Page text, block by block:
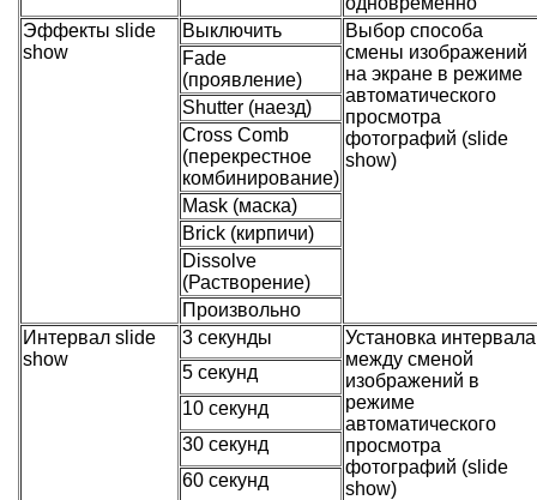
Эффекты slide
show
Выключить
Выбор способа
смены изображений
на экране в режиме
автоматического
просмотра
фотографий (slide
show)
Fade
(проявление)
Shutter (наезд)
Cross Comb
(перекрестное
комбинирование)
Mask (маска)
Brick (кирпичи)
Dissolve
(Растворение)
Произвольно
Интервал slide
show
3 секунды
Установка интервала
между сменой
изображений в
режиме
автоматического
просмотра
фотографий (slide
show)
5 секунд
10 секунд
30 секунд
60 секунд